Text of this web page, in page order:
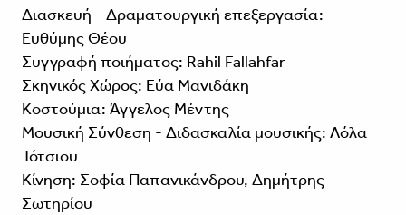
Διασκευή - Δραματουργική επεξεργασία:
Ευθύμης Θέου
Συγγραφή ποιήματος: Rahil Fallahfar
Σκηνικός Χώρος: Εύα Μανιδάκη
Κοστούμια: Άγγελος Μέντης
Μουσική Σύνθεση - Διδασκαλία μουσικής: Λόλα
Τότσιου
Κίνηση: Σοφία Παπανικάνδρου, Δημήτρης
Σωτηρίου